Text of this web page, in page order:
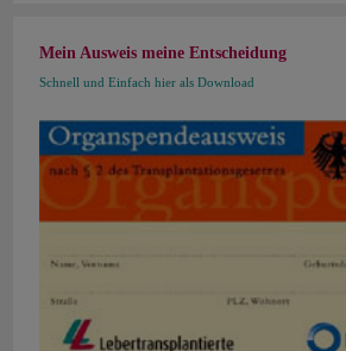
Mein Ausweis meine Entscheidung
Schnell und Einfach hier als Download